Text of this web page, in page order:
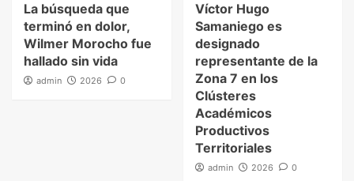
La búsqueda que
terminó en dolor,
Wilmer Morocho fue
hallado sin vida
admin 2026 0
Víctor Hugo
Samaniego es
designado
representante de la
Zona 7 en los
Clústeres
Académicos
Productivos
Territoriales
admin 2026 0